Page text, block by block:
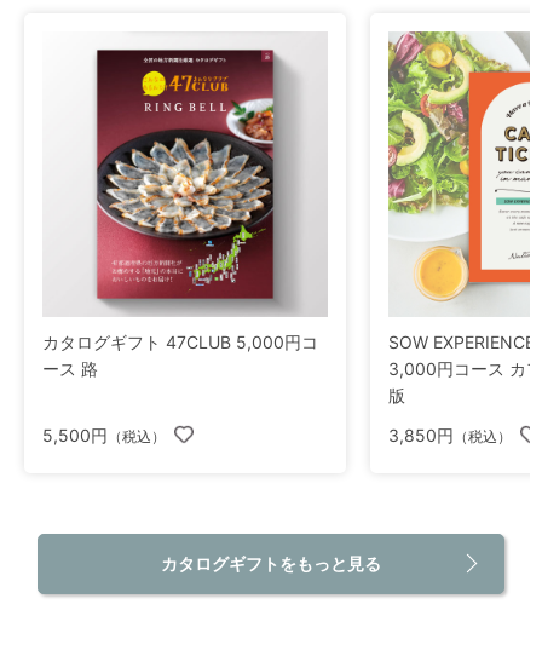
カタログギフト 47CLUB 5,000円コ
ース 路
5,500円 （税込）
SOW
3,000円コース カ
版
3,850円 （税込）
カタログギフトをもっと見る